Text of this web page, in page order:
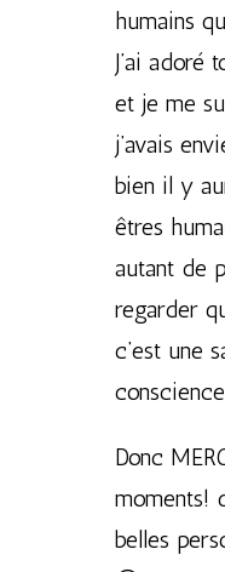
humains
J’ai adoré
et je me
j’avais
bien il y
êtres
autant de
regarder
c’est une
Donc
moments!
belles